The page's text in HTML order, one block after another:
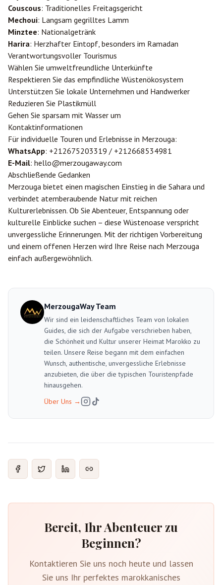
Couscous: Traditionelles Freitagsgericht
Mechoui: Langsam gegrilltes Lamm
Minztee: Nationalgetränk
Harira: Herzhafter Eintopf, besonders im Ramadan
Verantwortungsvoller Tourismus
Wählen Sie umweltfreundliche Unterkünfte
Respektieren Sie das empfindliche Wüstenökosystem
Unterstützen Sie lokale Unternehmen und Handwerker
Reduzieren Sie Plastikmüll
Gehen Sie sparsam mit Wasser um
Kontaktinformationen
Für individuelle Touren und Erlebnisse in Merzouga:
WhatsApp: +212675203319 / +212668534981
E-Mail: hello@merzougaway.com
Abschließende Gedanken
Merzouga bietet einen magischen Einstieg in die Sahara und
verbindet atemberaubende Natur mit reichen
Kulturerlebnissen. Ob Sie Abenteuer, Entspannung oder
kulturelle Einblicke suchen – diese Wüstenoase verspricht
unvergessliche Erinnerungen. Mit der richtigen Vorbereitung
und einem offenen Herzen wird Ihre Reise nach Merzouga
einfach außergewöhnlich.
MerzougaWay Team
Wir sind ein leidenschaftliches Team von lokalen
Guides, die sich der Aufgabe verschrieben haben,
die Schönheit und Kultur unserer Heimat Marokko zu
teilen. Unsere Reise begann mit dem einfachen
Wunsch, authentische, unvergessliche Erlebnisse
anzubieten, die über die typischen Touristenpfade
hinausgehen.
Über Uns →
Bereit, Ihr Abenteuer zu
Beginnen?
Kontaktieren Sie uns noch heute und lassen
Sie uns Ihr perfektes marokkanisches